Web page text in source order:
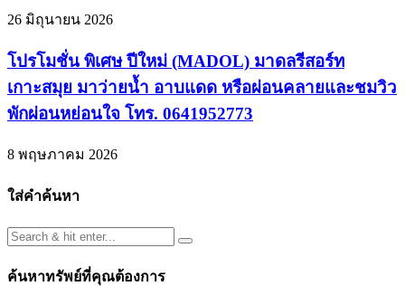
26 มิถุนายน 2026
โปรโมชั่น พิเศษ ปีใหม่ (MADOL) มาดลรีสอร์ท
เกาะสมุย มาว่ายนํ้า อาบแดด หรือผ่อนคลายและชมวิว
พักผ่อนหย่อนใจ โทร. 0641952773
8 พฤษภาคม 2026
ใส่คำค้นหา
ค้นหาทรัพย์ที่คุณต้องการ